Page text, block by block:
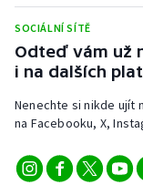
Stolní tenis
Triatlon
Veslování
Volejbal
SOCIÁLNÍ SÍTĚ
Odteď vám už
i na dalších
Nenechte si nikde ujít
na Facebooku, X,